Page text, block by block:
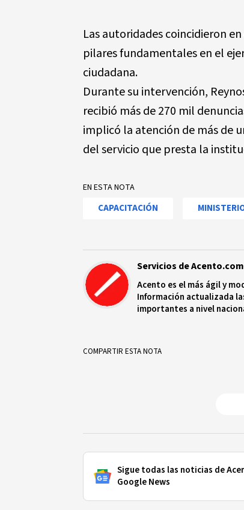
Las autoridades coincidieron
pilares fundamentales en el
ciudadana.
Durante su intervención,
recibió más de 270 mil
implicó la atención de más de
del servicio que presta la
EN ESTA NOTA
CAPACITACIÓN
Servicios de
Acento es el más ágil y
Información actualizada
importantes a nivel
COMPARTIR ESTA NOTA
Sigue todas las noticias de
Google News